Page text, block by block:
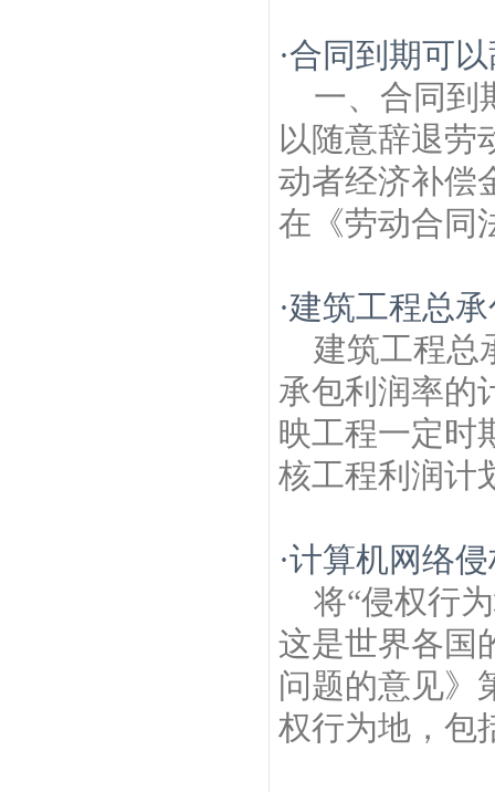
·合同到期可
一、合同到
以随意辞退劳
动者经济补偿
在《劳动合同
·建筑工程总
建筑工程总
承包利润率的
映工程一定时
核工程利润计
·计算机网络
将“侵权行
这是世界各国
问题的意见》
权行为地，包